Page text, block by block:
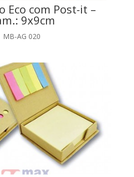
Eco com Post-it –
9x9cm
MB-AG 020